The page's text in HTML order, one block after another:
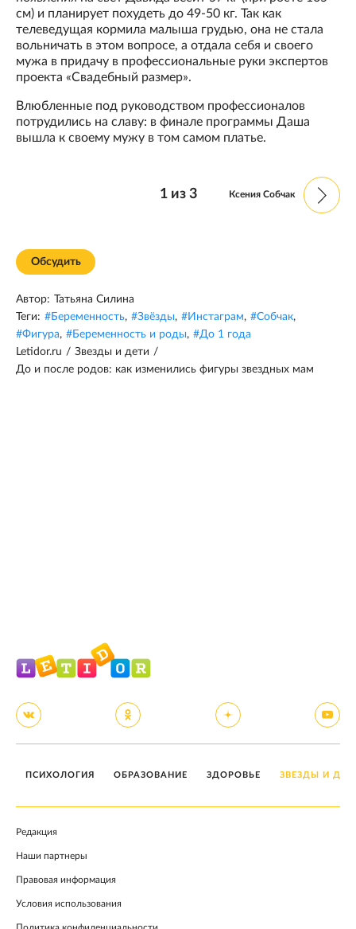
см) и планирует похудеть до 49-50 кг. Так как
телеведущая кормила малыша грудью, она не стала
вольничать в этом вопросе, а отдала себя и своего
мужа в придачу в профессиональные руки экспертов
проекта «Свадебный размер».
Влюбленные под руководством профессионалов
потрудились на славу: в финале программы Даша
вышла к своему мужу в том самом платье.
1из 3 Ксения Собчак
Обсудить
Автор: Татьяна Силина
Теги: #Беременность, #Звёзды, #Инстаграм, #Собчак,
#Фигура, #Беременность и роды, #До 1 года
Letidor.ru / Звезды и дети /
До и после родов: как изменились фигуры звездных мам
ПСИХОЛОГИЯ ОБРАЗОВАНИЕ ЗДОРОВЬЕ ЗВЕЗДЫ И
Редакция
Наши партнеры
Правовая информация
Условия использования